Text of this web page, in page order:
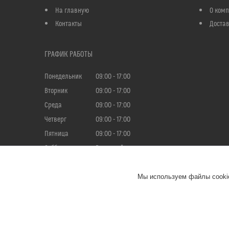
На главную
Контакты
О
ГРАФИК РАБОТЫ
Понедельник 09:00
17:00
Вторник
09:00
17:00
Среда
09:00
17:00
Четверг
09:00
17:00
Пятница
09:00
17:00
Суббота
Выходной
Мы используем файлы